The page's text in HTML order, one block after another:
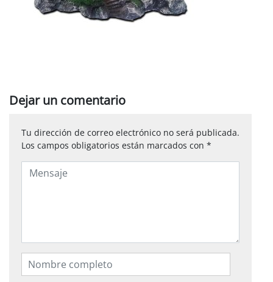
Dejar un comentario
Tu dirección de correo electrónico no será publicada.
Los campos obligatorios están marcados con *